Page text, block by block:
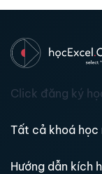
Click đăng ký
Tất cả khoá học
Hướng dẫn kích